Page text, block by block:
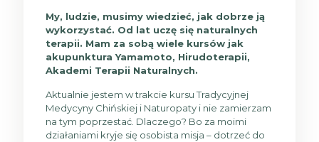
My, ludzie, musimy wiedzieć, jak dobrze ją
wykorzystać. Od lat uczę się naturalnych
terapii. Mam za sobą wiele kursów jak
akupunktura Yamamoto, Hirudoterapii,
Akademi Terapii Naturalnych.
Aktualnie jestem w trakcie kursu Tradycyjnej
Medycyny Chińskiej i Naturopaty i nie zamierzam
na tym poprzestać. Dlaczego? Bo za moimi
działaniami kryje się osobista misja – dotrzeć do